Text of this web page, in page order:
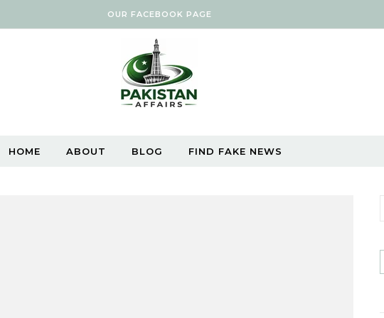
OUR FACEBOOK PAGE
HOME ABOUT BLOG FIND FAKE NEWS